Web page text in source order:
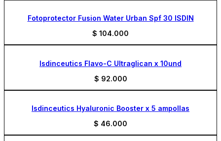
Fotoprotector Fusion Water Urban Spf 30 ISDIN
$ 104.000
Isdinceutics Flavo-C Ultraglican x 10und
$ 92.000
Isdinceutics Hyaluronic Booster x 5 ampollas
$ 46.000